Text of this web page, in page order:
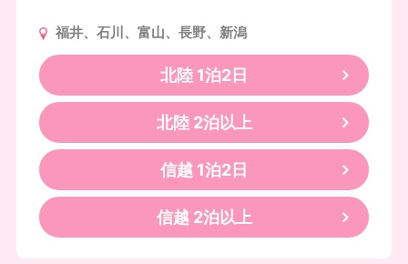
福井、石川、富山、長野、新潟
北陸 1泊2日
北陸 2泊以上
信越 1泊2日
信越 2泊以上